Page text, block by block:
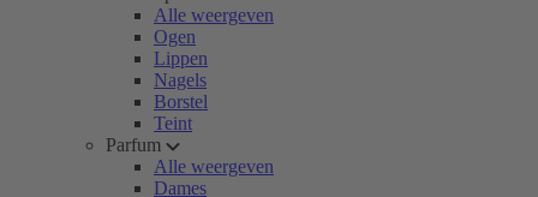
Alle weergeven
Ogen
Lippen
Nagels
Borstel
Teint
Parfum
Alle weergeven
Dames